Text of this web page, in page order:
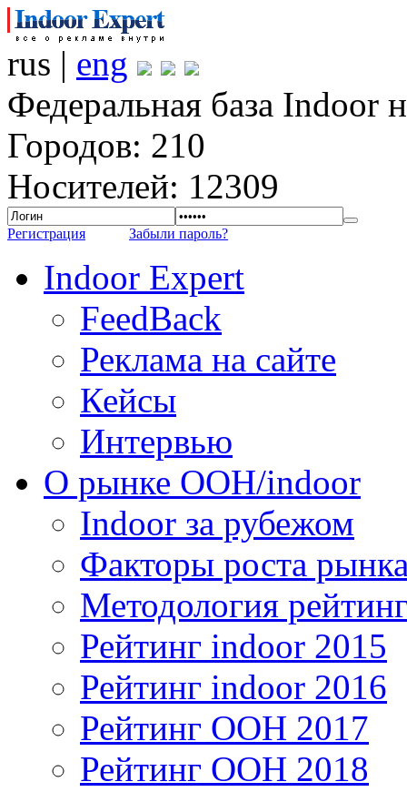
rus | eng
Федеральная база Indoor
Городов: 210
Носителей: 12309
Регистрация Забыли пароль?
Indoor Expert
FeedBack
Реклама на сайте
Кейсы
Интервью
О рынке OOH/indoor
Indoor за рубежом
Факторы роста
Методология
Рейтинг indoor 2015
Рейтинг indoor 2016
Рейтинг OOH 2017
Рейтинг OOH 2018